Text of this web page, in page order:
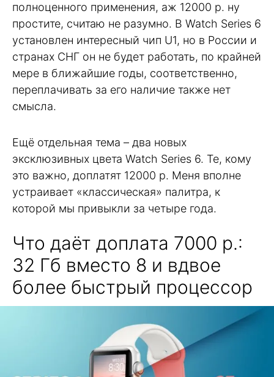
полноценного применения, аж 12000 р. ну
простите, считаю не разумно. В Watch Series 6
установлен интересный чип U1, но в России и
странах СНГ он не будет работать, по крайней
мере в ближайшие годы, соответственно,
переплачивать за его наличие также нет
смысла.
Ещё отдельная тема – два новых
эксклюзивных цвета Watch Series 6. Те, кому
это важно, доплатят 12000 р. Меня вполне
устраивает «классическая» палитра, к
которой мы привыкли за четыре года.
Что даёт доплата 7000 р.:
32 Гб вместо 8 и вдвое
более быстрый процессор